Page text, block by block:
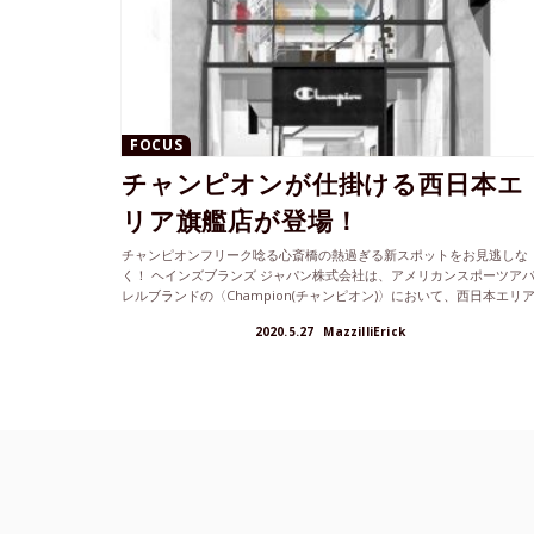
FOCUS
チャンピオンが仕掛ける西日本エ
リア旗艦店が登場！
チャンピオンフリーク唸る心斎橋の熱過ぎる新スポットをお見逃しな
く！ ヘインズブランズ ジャパン株式会社は、アメリカンスポーツアパ
レルブランドの〈Champion(チャンピオン)〉において、西日本エリ
2020.5.27 MazzilliErick